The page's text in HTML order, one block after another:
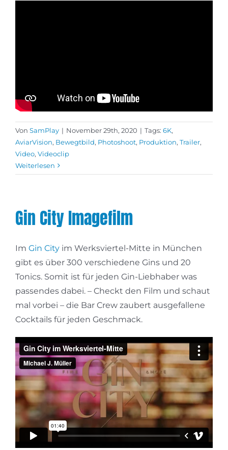
Von SamPlay | November 29th, 2020 | Tags: 6K,
AviarVision, Bewegtbild, Photoshoot, Produktion, Trailer,
Video, Videoclip
Weiterlesen
Gin City Imagefilm
Im Gin City im Werksviertel-Mitte in München
gibt es über 300 verschiedene Gins und 20
Tonics. Somit ist für jeden Gin-Liebhaber was
passendes dabei. – Checkt den Film und schaut
mal vorbei – die Bar Crew zaubert ausgefallene
Cocktails für jeden Geschmack.